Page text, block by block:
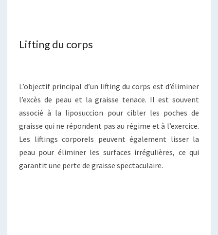
Lifting du corps
L’objectif principal d’un lifting du corps est d’éliminer
l’excès de peau et la graisse tenace. Il est souvent
associé à la liposuccion pour cibler les poches de
graisse qui ne répondent pas au régime et à l’exercice.
Les liftings corporels peuvent également lisser la
peau pour éliminer les surfaces irrégulières, ce qui
garantit une perte de graisse spectaculaire.